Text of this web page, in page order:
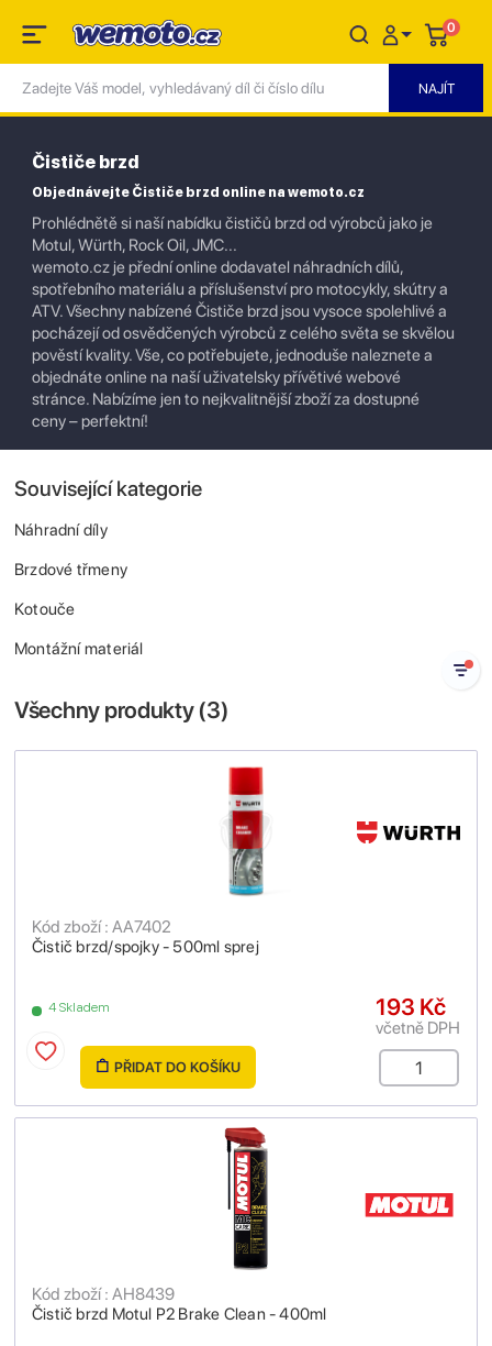
0
Čističe brzd
Objednávejte Čističe brzd online na wemoto.cz
Prohlédnětě si naší nabídku čističů brzd od výrobců jako je
Motul, Würth, Rock Oil, JMC...
wemoto.cz je přední online dodavatel náhradních dílů,
spotřebního materiálu a příslušenství pro motocykly, skútry a
ATV. Všechny nabízené Čističe brzd jsou vysoce spolehlivé a
pocházejí od osvědčených výrobců z celého světa se skvělou
pověstí kvality. Vše, co potřebujete, jednoduše naleznete a
objednáte online na naší uživatelsky přívětivé webové
stránce. Nabízíme jen to nejkvalitnější zboží za dostupné
ceny – perfektní!
Související kategorie
Náhradní díly
Brzdové třmeny
Kotouče
Montážní materiál
Všechny produkty (3)
Čistič brzd/spojky - 500ml sprej
Kód zboží : AA7402
4 Skladem 193 Kč
včetně DPH
PŘIDAT DO KOŠÍKU
Čistič brzd Motul P2 Brake Clean - 400ml
Kód zboží : AH8439